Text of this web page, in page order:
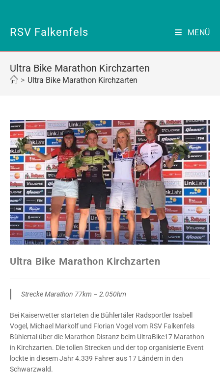
springen
RSV Falkenfels MENÜ
Ultra Bike Marathon Kirchzarten
> Ultra Bike Marathon Kirchzarten
Ultra Bike Marathon Kirchzarten
Strecke Marathon 77km – 2.050hm
Bei Kaiserwetter starteten die Bühlertäler Radsportler Isabell
Vogel, Michael Markolf und Florian Vogel vom RSV Falkenfels
Bühlertal über die Marathon Distanz beim UltraBike17 Marathon
in Kirchzarten. Die tollen Strecken und der top organisierte Event
lockte in diesem Jahr 4.339 Fahrer aus 17 Ländern in den
Schwarzwald.